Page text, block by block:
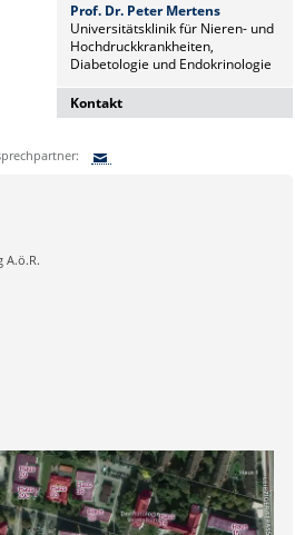
Prof. Dr. Peter Mertens
Universitätsklinik für Nieren- und
Hochdruckkrankheiten,
Diabetologie und Endokrinologie
Kontakt
Wissenschaftskoordinatorin
A.ö.R.